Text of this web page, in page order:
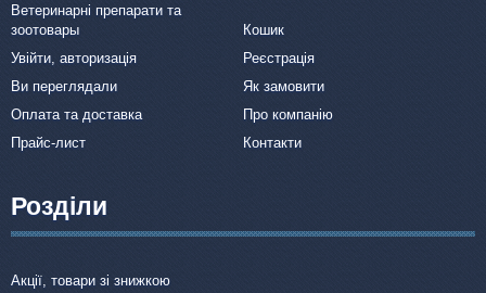
Ветеринарні препарати та
зоотовары
Кошик
Увійти, авторизація
Реєстрація
Ви переглядали
Як замовити
Оплата та доставка
Про компанію
Прайс-лист
Контакти
Розділи
Акції, товари зі знижкою